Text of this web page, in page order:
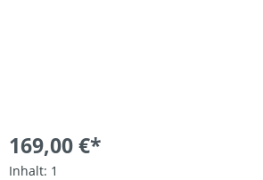
169,00 €*
Inhalt: 1